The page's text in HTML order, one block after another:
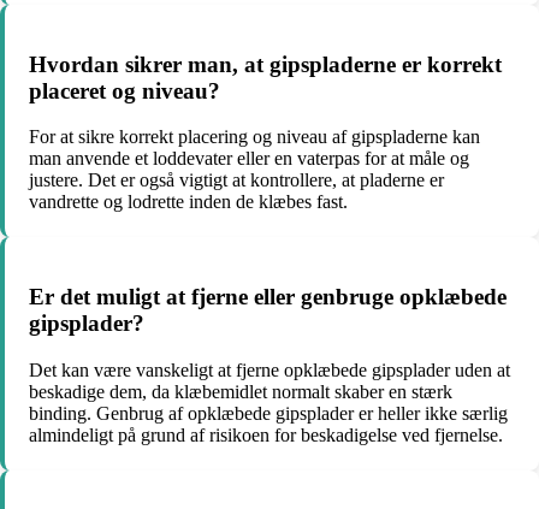
Hvordan sikrer man, at gipspladerne er korrekt
placeret og niveau?
For at sikre korrekt placering og niveau af gipspladerne kan
man anvende et loddevater eller en vaterpas for at måle og
justere. Det er også vigtigt at kontrollere, at pladerne er
vandrette og lodrette inden de klæbes fast.
Er det muligt at fjerne eller genbruge opklæbede
gipsplader?
Det kan være vanskeligt at fjerne opklæbede gipsplader uden at
beskadige dem, da klæbemidlet normalt skaber en stærk
binding. Genbrug af opklæbede gipsplader er heller ikke særlig
almindeligt på grund af risikoen for beskadigelse ved fjernelse.